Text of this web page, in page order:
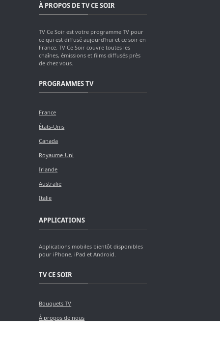
À PROPOS DE TV CE SOIR
TV Ce Soir est votre programme TV pour
ce qui est diffusé aujourd'hui et ce soir en
France. TV Ce Soir couvre toutes les
chaînes, émissions et films diffusés près
de chez vous.
PROGRAMMES TV
France
États-Unis
Canada
Royaume-Uni
Irlande
Australie
Italie
APPLICATIONS
Applications mobiles bientôt disponibles
pour iPhone, iPad et Android.
TV CE SOIR
Bouquets TV
À propos de nous